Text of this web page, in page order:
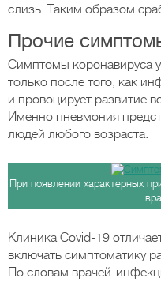
слизь. Таким образом
Прочие
Симптомы коронавируса
только после того, как
и провоцирует развитие
Именно пневмония
людей любого возраста.
При появлении характерных
Клиника Covid-19
включать симптоматику
По словам врачей-